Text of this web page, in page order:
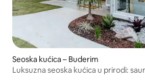
Seoska kućica – Buderim
Luksuzna seoska kućica u prirodi: